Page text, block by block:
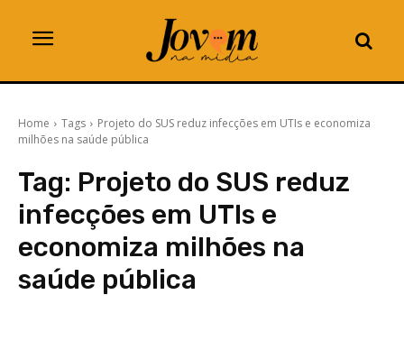
Home Tags
Projeto do SUS reduz infecções em UTIs e economiza
milhões na saúde pública
Tag: Projeto do SUS reduz
infecções em UTIs e
economiza milhões na
saúde pública